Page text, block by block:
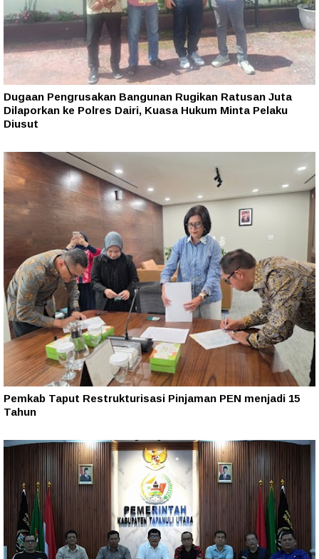
Dugaan Pengrusakan Bangunan Rugikan Ratusan Juta
Dilaporkan ke Polres Dairi, Kuasa Hukum Minta Pelaku
Diusut
Pemkab Taput Restrukturisasi Pinjaman PEN menjadi 15
Tahun‎